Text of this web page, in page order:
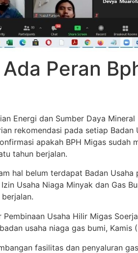
Peran
Energi dan Sumber Daya Mineral
rekomendasi pada setiap
apakah BPH Migas
tahun berjalan.
hal belum terdapat Badan
Usaha Niaga Minyak dan Gas
Usaha Hilir Migas
usaha niaga gas bumi,
fasilitas dan penyaluran